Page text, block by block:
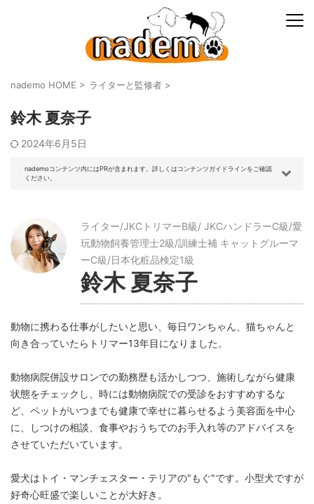
nademo HOME > ライターと監修者 >
鈴木 夏奈子
2024年6月5日
nademoコンテンツ内にはPRが含まれます。詳しくはコンテンツガイドラインをご確認
ください。
ライター/JKCトリマーB級/ JKCハンドラーC級/愛
玩動物飼養管理士2級/訓練士補 キャットグルーマ
ーC級/日本化粧品検定1級
鈴木 夏奈子
動物に携わる仕事がしたいと思い、毎日ワンちゃん、猫ちゃんと
向き合っていたらトリマー13年目になりました。
動物病院併設サロンでの勤務歴も活かしつつ、施術しながら健康
状態をチェックし、時には動物病院での受診をおすすめするな
ど、ペットがいつまでも健康で幸せに暮らせるよう美容面を中心
に、しつけの相談、食事やおうちでのお手入れ等のアドバイスを
させていただいています。
愛犬はトイ・マンチェスター・テリアの"もぐ"です。小型犬ですが
好奇心旺盛で楽しいことが大好き。